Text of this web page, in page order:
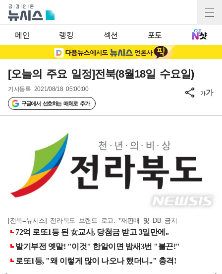
메인 랭킹 섹션 포토
[오늘의 주요 일정]전북(8월18일 수요일)
기사등록 2021/08/18 05:00:00
구글에서 선호하는 매체로 추가
가가
[전북=뉴시스] 전라북도 브랜드 로고. *재판매 및 DB 금지